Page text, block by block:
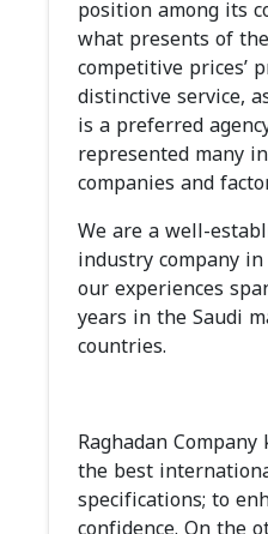
position among its
what presents of
competitive prices’
distinctive service,
is a preferred
represented many
companies and
We are a well-
industry company
our experiences
years in the Saudi
countries.
Raghadan
the best
specifications; to